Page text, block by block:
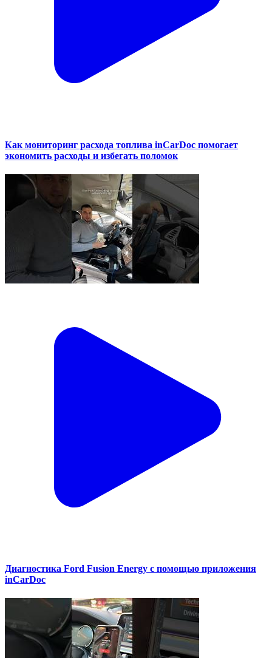
Как мониторинг расхода топлива inCarDoc помогает
экономить расходы и избегать поломок
Диагностика Ford Fusion Energy с помощью приложения
inCarDoc